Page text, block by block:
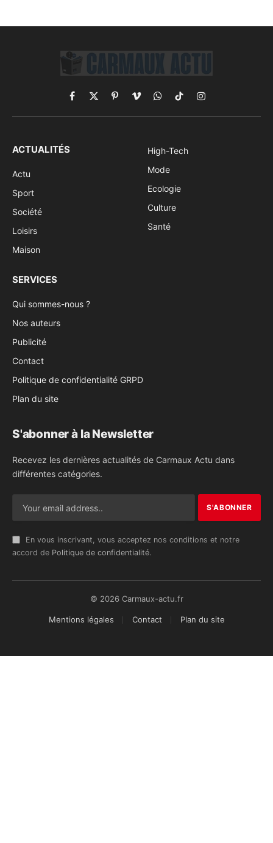
Facebook
X
(Twitter)
PinterestVimeoWhatsApp
TikTokInstagram
ACTUALITÉS
Actu
Sport
Société
Loisirs
Maison
High-Tech
Mode
Ecologie
Culture
Santé
SERVICES
Qui sommes-nous ?
Nos auteurs
Publicité
Contact
Politique de confidentialité GRPD
Plan du site
S'abonner à la Newsletter
Recevez les dernières actualités de Carmaux Actu dans
différentes catégories.
En vous inscrivant, vous acceptez nos conditions et notre
accord de Politique de confidentialité.
© 2026 Carmaux-actu.fr
Mentions légales Contact Plan du site